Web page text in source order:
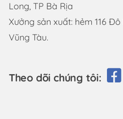
Long, TP Bà Rịa
Xưởng sản xuất: hẻm 116
Vũng Tàu.
Theo dõi chúng tôi: